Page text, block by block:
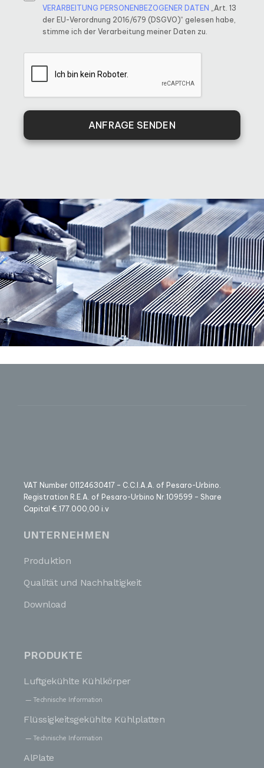
VERARBEITUNG PERSONENBEZOGENER DATEN „Art. 13
der EU-Verordnung 2016/679 (DSGVO)“ gelesen habe,
stimme ich der Verarbeitung meiner Daten zu.
ANFRAGE SENDEN
VAT Number 01124630417 – C.C.I.A.A. of Pesaro-Urbino.
Registration R.E.A. of Pesaro-Urbino Nr.109599 – Share
Capital €.177.000,00 i.v
UNTERNEHMEN
Produktion
Qualität und Nachhaltigkeit
Download
PRODUKTE
Luftgekühlte Kühlkörper
Technische Information
Flüssigkeitsgekühlte Kühlplatten
Technische Information
AlPlate